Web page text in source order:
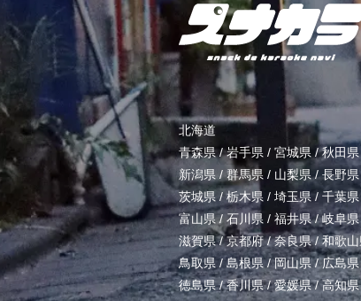
北海道
青森県/岩手県 / 宮城県 /秋田県
新潟県 / 群馬県 / 山梨県/長野県
茨城県 / 栃木県 / 埼玉県/ 千葉県
富山県/ 石川県 / 福井県/岐阜県
滋賀県/京都府/奈良県/和歌山
鳥取県/島根県/岡山県/広島県
徳島県/香川県/愛媛県/高知県